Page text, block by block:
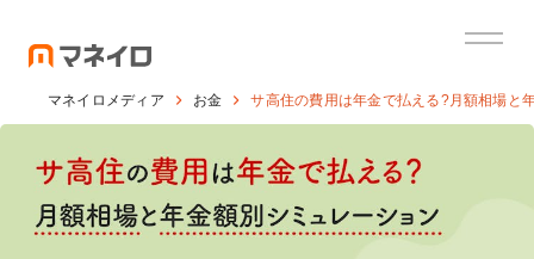
マネイロメディア お金 サ高住の費用は年金で払える?月額相場と